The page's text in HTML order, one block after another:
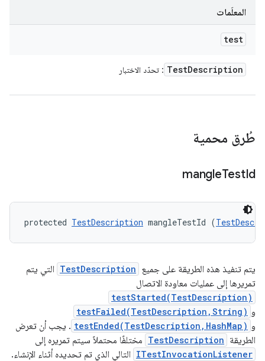
المعلَمات
test
TestDescription : تحدّد الاختبار
طُرق محمية
mangleTestId
protected TestDescription mangleTestId (
يتم تنفيذ هذه الطريقة على جميع TestDescription التي يتم
تمريرها إلى عمليات معاودة الاتصال
testStarted(TestDescription)
و testFailed(TestDescription,String)
و testEnded(TestDescription,HashMap) . يجب أن تعرض
الطريقة TestDescription مختلفًا محتملاً سيتم تمريره إلى
ITestInvocationListener التالي الذي تم تحديده أثناء الإنشاء.